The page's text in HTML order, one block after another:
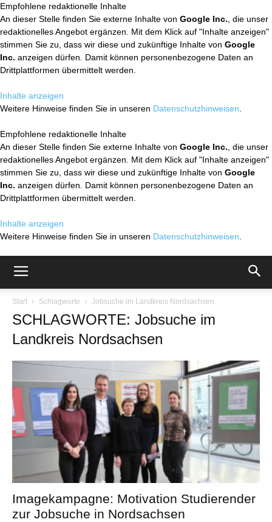
Empfohlene redaktionelle Inhalte
An dieser Stelle finden Sie externe Inhalte von Google Inc. , die unser
redaktionelles Angebot ergänzen. Mit dem Klick auf "Inhalte anzeigen"
stimmen Sie zu, dass wir diese und zukünftige Inhalte von Google
Inc. anzeigen dürfen. Damit können personenbezogene Daten an
Drittplattformen übermittelt werden.
Inhalte anzeigen
Weitere Hinweise finden Sie in unseren Datenschutzhinweisen
Empfohlene redaktionelle Inhalte
An dieser Stelle finden Sie externe Inhalte von Google Inc. , die unser
redaktionelles Angebot ergänzen. Mit dem Klick auf "Inhalte anzeigen"
stimmen Sie zu, dass wir diese und zukünftige Inhalte von Google
Inc. anzeigen dürfen. Damit können personenbezogene Daten an
Drittplattformen übermittelt werden.
Inhalte anzeigen
Weitere Hinweise finden Sie in unseren Datenschutzhinweisen
Start Schlagworte Jobsuche im Landkreis Nordsachsen
SCHLAGWORTE: Jobsuche im
Landkreis Nordsachsen
Imagekampagne: Motivation Studierender
zur Jobsuche in Nordsachsen